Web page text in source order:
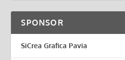
SPONSOR
SiCrea Grafica Pavia